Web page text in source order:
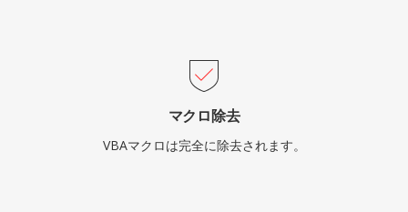
マクロ除去
VBAマクロは完全に除去されます。